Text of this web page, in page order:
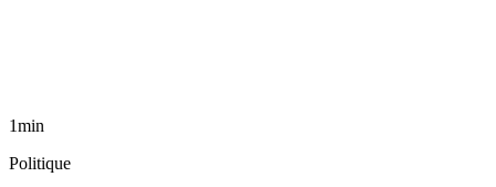
1min
Politique